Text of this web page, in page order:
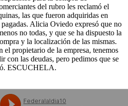
del rubro les reclamó el
las que fueron adquiridas en
Alicia Oviedo expresó que no
no todas, y que se ha dispuesto la
y la localización de las mismas.
el propietario de la empresa, tenemos
con las deudas, pero pedimos que se
ESCUCHELA.